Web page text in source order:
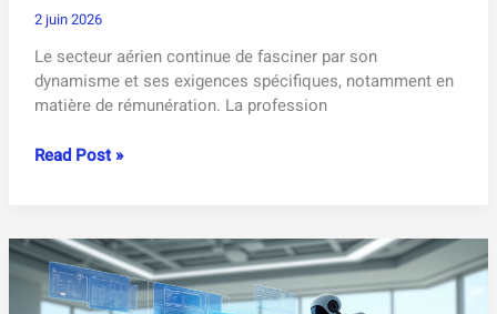
2 juin 2026
Le secteur aérien continue de fasciner par son
dynamisme et ses exigences spécifiques, notamment en
matière de rémunération. La profession
Salaire
:
grille,
compagnies
Read Post »